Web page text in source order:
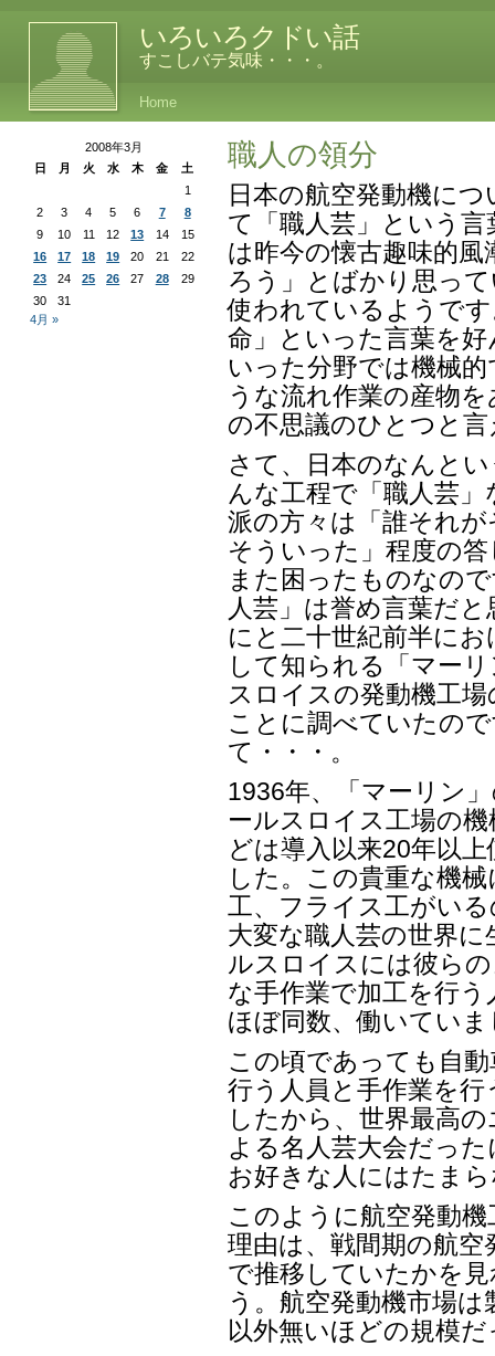
いろいろクドい話
すこしバテ気味・・・。
Home
職人の領分
日本の航空発動機に
て「職人芸」という
は昨今の懐古趣味的
ろう」とばかり思っ
使われているようで
命」といった言葉を
いった分野では機械
うな流れ作業の産物
の不思議のひとつと
さて、日本のなんと
んな工程で「職人芸
派の方々は「誰それ
そういった」程度の
また困ったものなの
人芸」は誉め言葉だ
にと二十世紀前半に
して知られる「マー
スロイスの発動機工
ことに調べていたの
て・・・。
1936年、「マーリン
ールスロイス工場の
どは導入以来20年以
した。この貴重な機
工、フライス工がい
大変な職人芸の世界
ルスロイスには彼ら
な手作業で加工を行
ほぼ同数、働いてい
この頃であっても自
行う人員と手作業を
したから、世界最高
よる名人芸大会だっ
お好きな人にはたま
このように航空発動
理由は、戦間期の航
で推移していたかを
う。航空発動機市場
以外無いほどの規模
2008年3月
日
月 火 水 木 金
土
1
2
3 4 5 6 7
8
9
10 11 12 13 14
15
16
17 18 19 20 21
22
23
24 25 26 27 28
29
30
31
4月 »